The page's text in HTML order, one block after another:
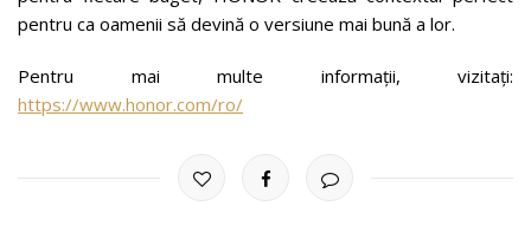
pentru ca oamenii să devină o versiune mai bună a lor.
Pentru mai multe informații, vizitați:
https://www.honor.com/ro/